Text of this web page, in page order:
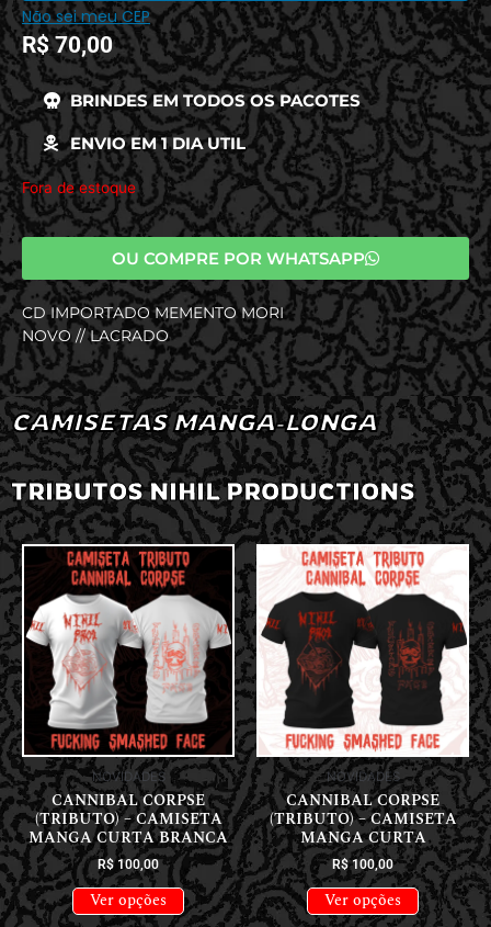
Não sei meu CEP
R$70,00
BRINDES EM TODOS OS PACOTES
ENVIO EM 1 DIA UTIL
Fora de estoque
OU COMPRE POR WHATSAPP
CD IMPORTADO MEMENTO MORI
NOVO // LACRADO
CAMISETAS MANGA-LONGA
TRIBUTOS NIHIL PRODUCTIONS
NOVIDADES
CANNIBAL CORPSE
(TRIBUTO) – CAMISETA
MANGA CURTA BRANCA
R$100,00
Ver opções
NOVIDADES
CANNIBAL CORPSE
(TRIBUTO) – CAMISETA
MANGA CURTA
R$100,00
Ver opções